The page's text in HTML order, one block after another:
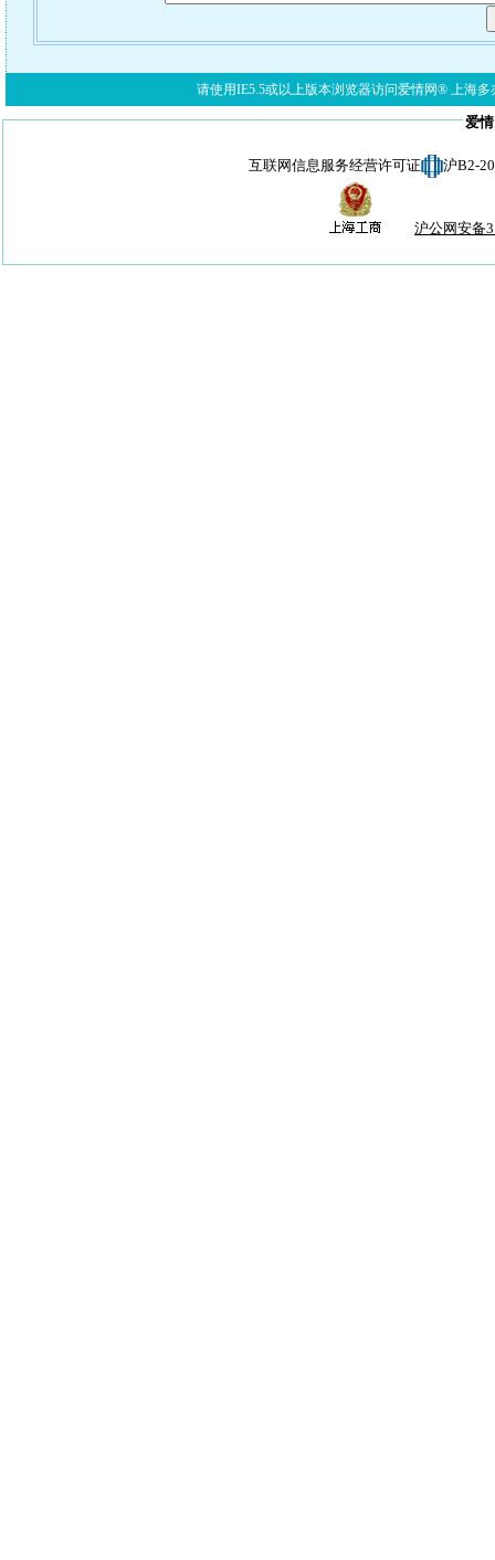
请使用IE5.5或以上版本浏览器访问爱情网® 上海多
爱
互联网信息服务经营许可证 沪B2-
沪公网安备